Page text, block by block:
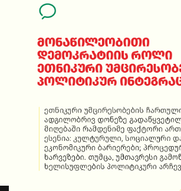
მონაწილეობითი დემოკრატიის
უმცირესობების პოლიტიკურ
შემაჯამებელი